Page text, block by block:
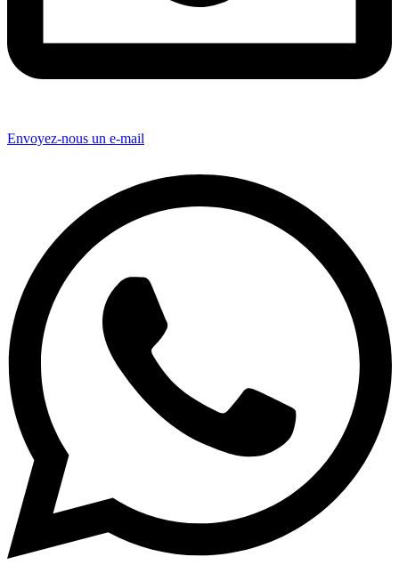
Envoyez-nous un e-mail